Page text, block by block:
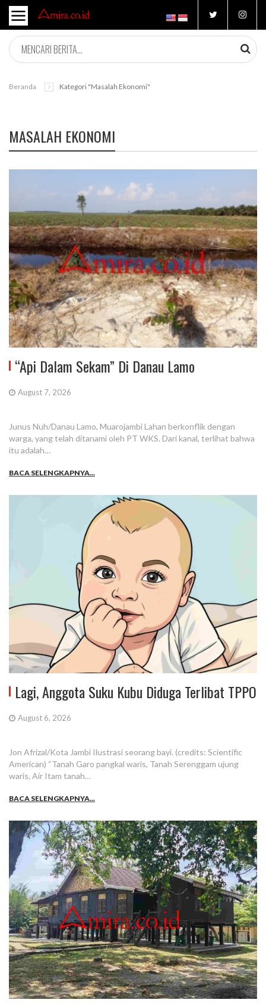
Beranda Kategori "masalah Ekonomi"
MASALAH EKONOMI
“Api Dalam Sekam” Di Danau Lamo
August 7, 2026
Junus Nuh/Danau Lamo, Muarojambi Lahan berkonflik dengan
warga, yang telah ditanami oleh PT WKS. Dari kanal, terlihat bahwa
itu adalah…
BACA SELENGKAPNYA...
Lagi, Anggota Suku Kubu Diduga Terlibat TPPO
August 6, 2026
Jon Afrizal/Kota Jambi Ilustrasi seorang bayi. (credits: Scientific
American) “Tanah Garo pangkal waris, Tanah Serenggam ujung
waris, Air Itam tanah…
BACA SELENGKAPNYA...